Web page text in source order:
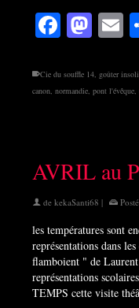
Cie du souffle 14, goûter
canon, normandie, pont l'évêque,
AVRIL au
de kekaSanti68 |
les températures sont
représentations dans
flamboient " de
représentations
TEMPS cette visite